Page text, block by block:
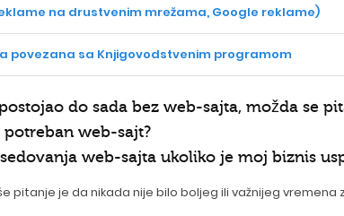
na drustvenim mrežama, Google reklame)
povezana sa Knjigovodstvenim programom
do sada bez web-sajta, možda se
web-sajt?
web-sajta ukoliko je moj biznis
pitanje je da nikada nije bilo boljeg ili važnijeg